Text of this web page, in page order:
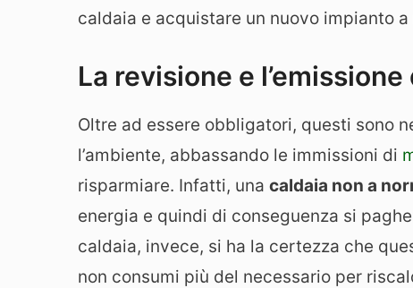
caldaia e acquistare un nuovo impianto
La revisione e
Oltre ad essere obbligatori, questi sono
l’ambiente, abbassando le immissioni di
risparmiare. Infatti, una caldaia non a
energia e quindi di conseguenza si
caldaia, invece, si ha la certezza che
non consumi più del necessario per